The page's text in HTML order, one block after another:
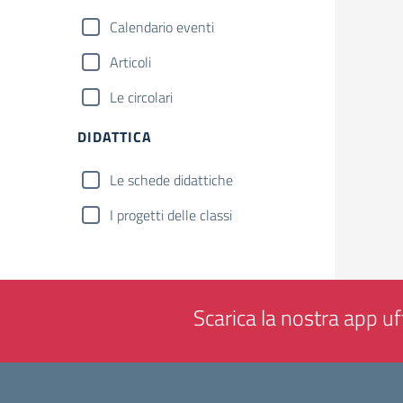
Calendario eventi
Articoli
Le circolari
DIDATTICA
Le schede didattiche
I progetti delle classi
Scarica la nostra app